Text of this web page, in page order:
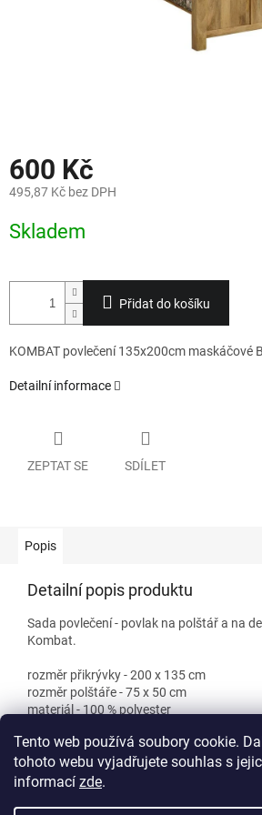
Tento web používá soubory cookie.
tohoto webu vyjadřujete souhlas s
informací zde.
600 Kč
495,87 Kč bez DPH
cena:
Skladem
Přidat do košíku
KOMBAT povlečení 135x200cm maskáčové
Detailní informace
ZEPTAT SE SDÍLET
Popis
Detailní popis produktu
Sada povlečení - povlak na polštář a na
Kombat.
rozměr přikrývky - 200 x 135 cm
rozměr polštáře - 75 x 50 cm
materiál - 100 % polyester